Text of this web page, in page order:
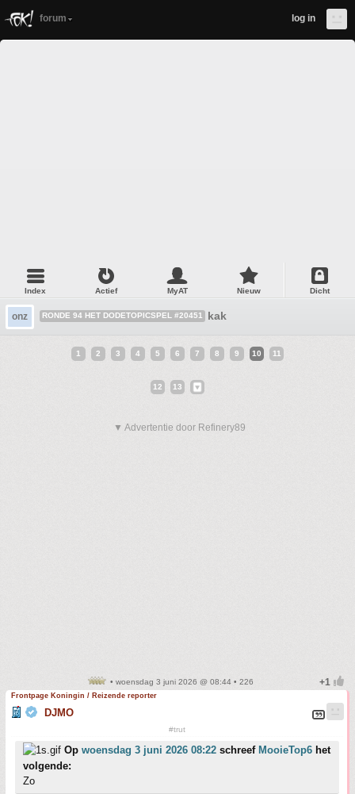
forum log in
Index Actief MyAT Nieuw Dicht
onz RONDE 94 HET DODETOPICSPEL #20451 kak
1 2 3 4 5 6 7 8 9 10 11
12 13
▼ Advertentie door Refinery89
• woensdag 3 juni 2026 @ 08:44 • 226
Frontpage Koningin / Reizende reporter
DJMO
#trut
Op woensdag 3 juni 2026 08:22 schreef MooieTop6 het
volgende:
Zo